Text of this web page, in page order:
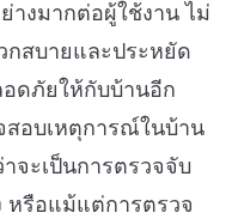
างมากต่อผู้ใช้งาน ไม่
กสบายและประหยัด
ดภัยให้กับบ้านอีก
สอบเหตุการณ์ในบ้าน
จะเป็นการตรวจจับ
หรือแม้แต่การตรวจ